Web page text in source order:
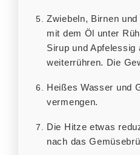
Zwiebeln, Birnen und geraspeltes Rotkraut
mit dem Öl unter
Sirup und Apfelessig
weiterrühren. Die
Heißes Wasser und Gemüsebrühpulver
vermengen.
Die Hitze etwas reduzieren und nach und
nach das